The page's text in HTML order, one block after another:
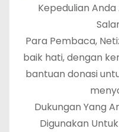
Kepedulian
Para Pembaca,
baik hati, dengan
bantuan donasi
Dukungan Yang
Digunakan